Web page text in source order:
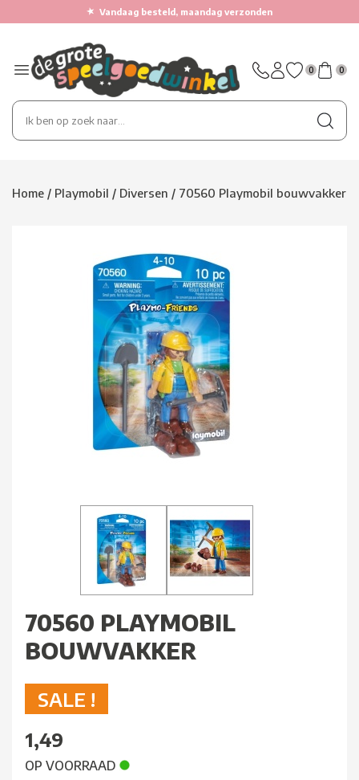
★ Vandaag besteld, maandag verzonden
0 0
Home / Playmobil / Diversen / 70560 Playmobil bouwvakker
70560 PLAYMOBIL
BOUWVAKKER
SALE !
1,49
OP VOORRAAD